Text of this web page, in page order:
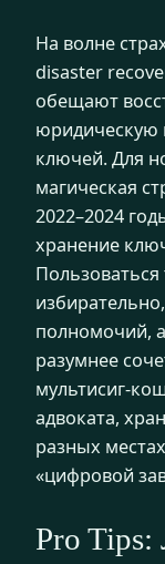
На волне
disaster
обещают
юридическую
ключей. Для
магическая
2022–2024
хранение
полномочий,
разумнее
мультисиг-
адвоката,
разных
«цифровой
Pro Tips: